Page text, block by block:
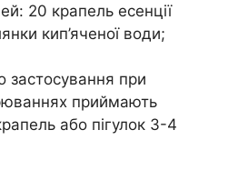
20 крапель есенції
кип’яченої води;
застосування при
приймають
або пігулок 3-4